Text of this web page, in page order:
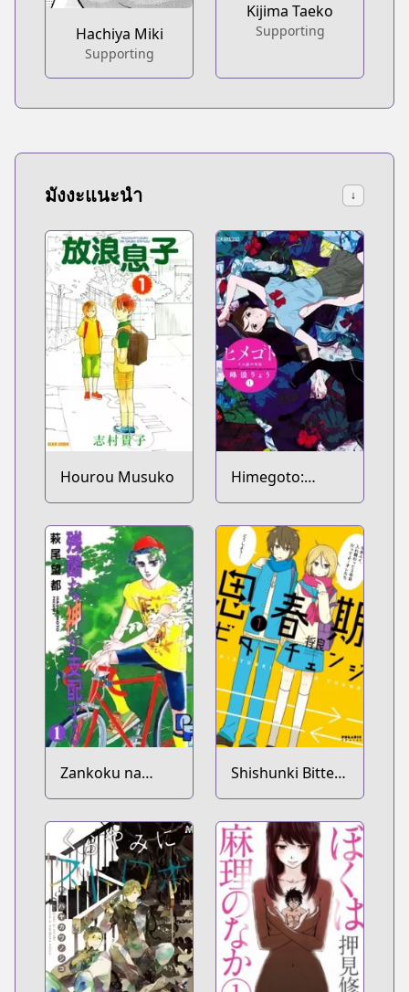
Hachiya Miki
Supporting
Kijima Taeko
Supporting
มังงะแนะนำ ↓
Hourou Musuko
Himegoto:
Juukyuusai no
Seifuku
Zankoku na
Kami ga Shihai
suru
Shishunki Bitter
Change